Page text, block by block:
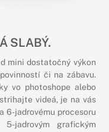
SLABÝ.
mini dostatočný výkon
či na zábavu.
vo photoshope alebo
videá, je na vás
6-jadrovému procesoru
jadrovým grafickým